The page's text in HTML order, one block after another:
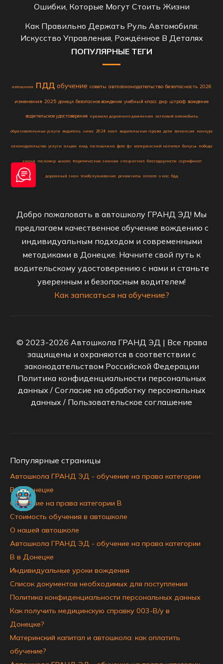
Ошибки, Которые Могут Стоить Жизни
Как Правильно Держать Руль Автомобиля:
Искусство Управления, Рождённое В Деталях
ПОПУЛЯРНЫЕ ТЕГИ
автошкола пдд обучение советы автозаконодательство безопасность 2026
изменения 2025 донецк безопасное вождение учебный класс днр штраф вождение
водительское удостоверение правила дорожного движения легковой автомобиль
образовательные услуги водитель зима 2024 коап водительские права дети вакансия конкурс
законодательство услуги акция юид госпошлина фото фз материнский капитал бонусы победа
знаки госномер школа теоретические знания спецсигнал благодарности сертификат
дорожный знак техобслуживание реквизиты оплата о нас бдд
Добро пожаловать в автошколу ГРАНД ЭД! Мы
предлагаем качественное обучение вождению с
индивидуальным подходом и современными
методиками в Донецке. Начните свой путь к
водительскому удостоверению с нами и станьте
уверенным и безопасным водителем!
Как записаться на обучение?
© 2023-2026 Автошкола ГРАНД ЭД | Все права
защищены и охраняются в соответствии с
законодательством Российской Федерации
Политика конфиденциальности персональных
данных / Согласие на обработку персональных
данных / Пользовательское соглашение
Популярные страницы
Автошкола ГРАНД ЭД - обучение на права категории
B в Донецке
Обучение на права категории B
Стоимость обучения в автошколе
О нашей автошколе
Автошкола ГРАНД ЭД - обучение на права категории
B в Донецке
Индивидуальные уроки вождения
Список документов необходимых для поступления
Политика конфиденциальности персональных данных
Как получить медицинскую справку 003-В/у в
Донецке?
Материнский капитал и автошкола: как оплатить
обучение?